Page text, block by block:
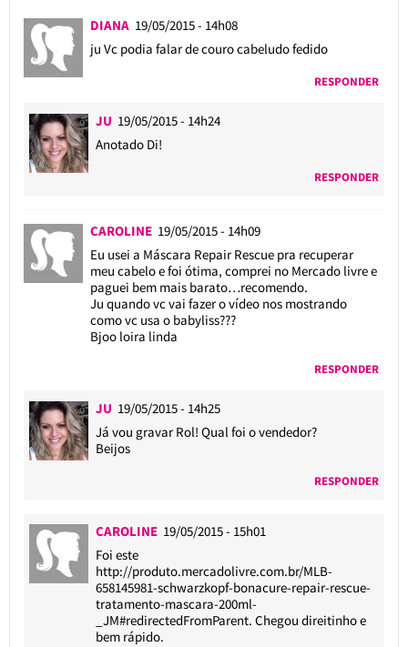
DIANA 19/05/2015 - 14h08
ju Vc podia falar de couro cabeludo fedido
RESPONDER
JU 19/05/2015 - 14h24
Anotado Di!
RESPONDER
CAROLINE 19/05/2015 - 14h09
Eu usei a Máscara Repair Rescue pra recuperar
meu cabelo e foi ótima, comprei no Mercado livre e
paguei bem mais barato…recomendo.
Ju quando vc vai fazer o vídeo nos mostrando
como vc usa o babyliss???
Bjoo loira linda
RESPONDER
JU 19/05/2015 - 14h25
Já vou gravar Rol! Qual foi o vendedor?
Beijos
RESPONDER
CAROLINE 19/05/2015 - 15h01
Foi este
http://produto.mercadolivre.com.br/MLB-
658145981-schwarzkopf-bonacure-repair-rescue-
tratamento-mascara-200ml-
_JM#redirectedFromParent. Chegou direitinho e
bem rápido.